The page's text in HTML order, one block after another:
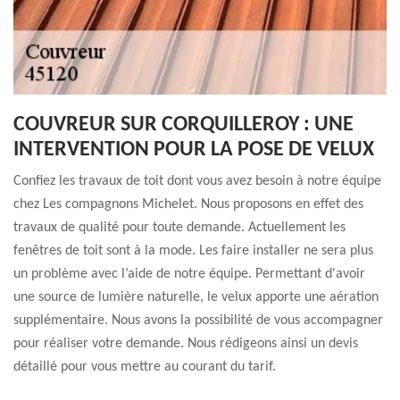
COUVREUR SUR CORQUILLEROY : UNE
INTERVENTION POUR LA POSE DE VELUX
Confiez les travaux de toit dont vous avez besoin à notre équipe
chez Les compagnons Michelet. Nous proposons en effet des
travaux de qualité pour toute demande. Actuellement les
fenêtres de toit sont à la mode. Les faire installer ne sera plus
un problème avec l’aide de notre équipe. Permettant d'avoir
une source de lumière naturelle, le velux apporte une aération
supplémentaire. Nous avons la possibilité de vous accompagner
pour réaliser votre demande. Nous rédigeons ainsi un devis
détaillé pour vous mettre au courant du tarif.